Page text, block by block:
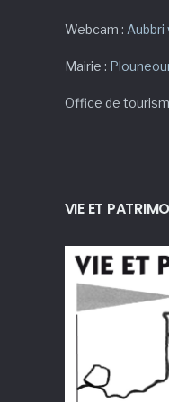
Webcam : Aubbri
Mairie :
Office de
VIE ET